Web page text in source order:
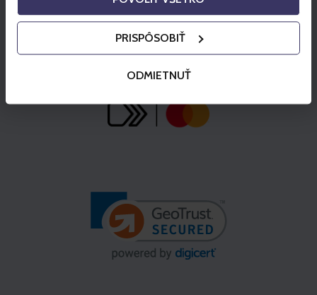
PRISPÔSOBIŤ
ODMIETNUŤ